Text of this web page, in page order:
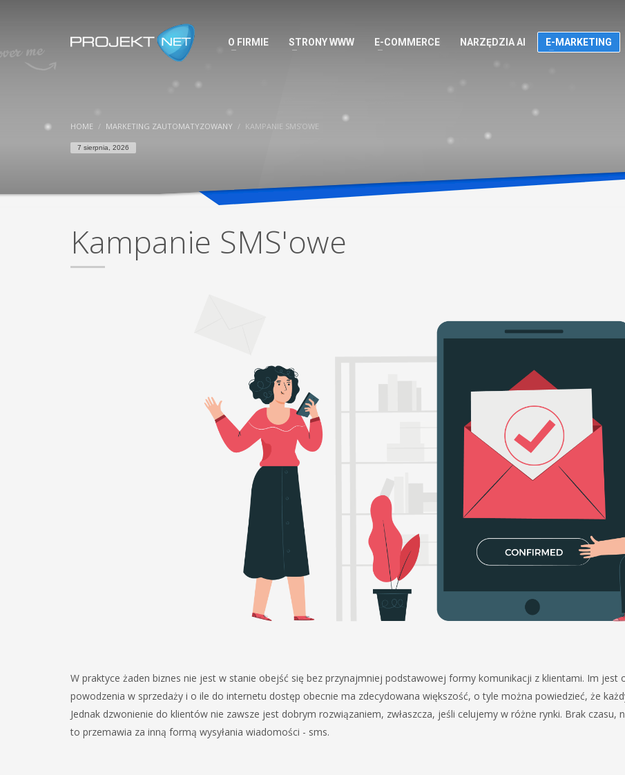
O FIRMIE STRONY WWW E-COMMERCE NARZĘDZIA AI E-MARKETING
HOME MARKETING ZAUTOMATYZOWANY KAMPANIE SMS’OWE
7 sierpnia, 2026
Kampanie SMS'owe
W praktyce żaden biznes nie jest w stanie obejść się bez przynajmniej podstawowej formy komunikacji z klientami. Im jest
powodzenia w sprzedaży i o ile do internetu dostęp obecnie ma zdecydowana większość, o tyle można powiedzieć, że
Jednak dzwonienie do klientów nie zawsze jest dobrym rozwiązaniem, zwłaszcza, jeśli celujemy w różne rynki. Brak
to przemawia za inną formą wysyłania wiadomości - sms.